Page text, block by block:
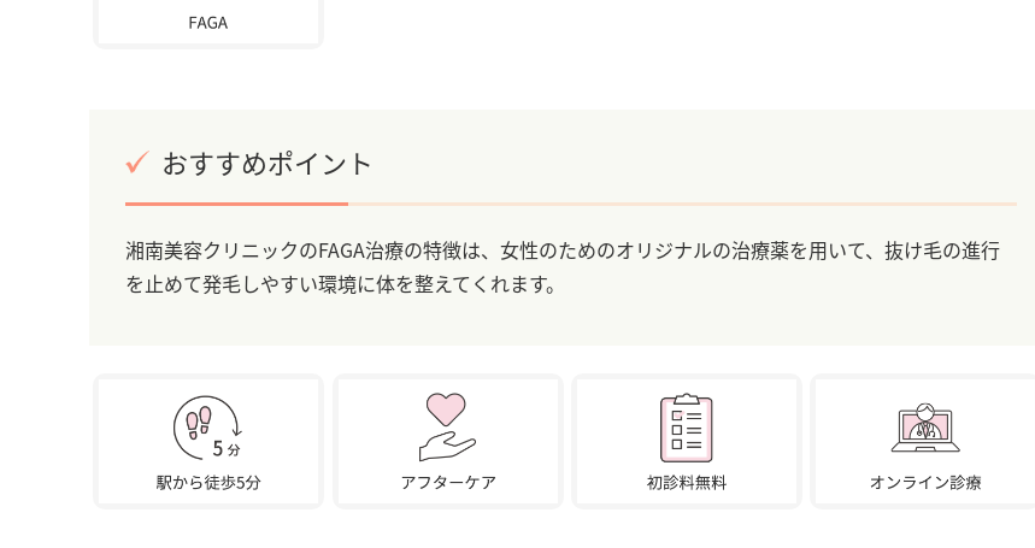
おすすめポイント
湘南美容クリニックのFAGA治療の特徴は、女性のためのオリジナルの治療薬を用いて、抜け毛の進行
を止めて発毛しやすい環境に体を整えてくれます。